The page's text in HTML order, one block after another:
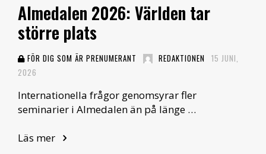
Almedalen 2026: Världen tar
större plats
FÖR DIG SOM ÄR PRENUMERANT REDAKTIONEN 15 JUNI,
2026
Internationella frågor genomsyrar fler
seminarier i Almedalen än på länge …
Läs mer